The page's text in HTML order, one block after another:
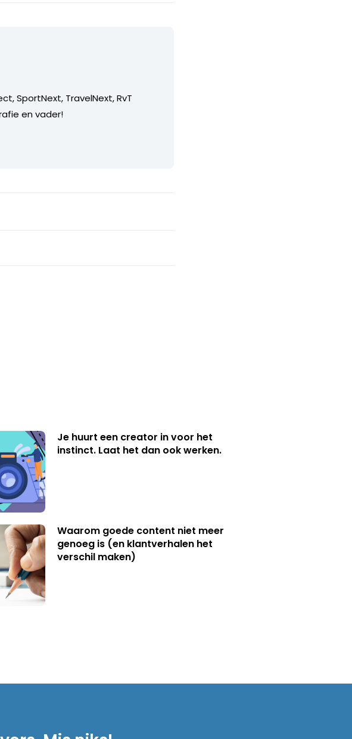
SportNext, TravelNext, RvT
en vader!
Je huurt een creator in voor het
instinct. Laat het dan ook werken.
Waarom goede content niet meer
genoeg is (en klantverhalen het
verschil maken)